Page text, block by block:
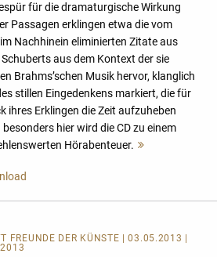
für die dramaturgische Wirkung
Passagen erklingen etwa die vom
Nachhinein eliminierten Zitate aus
aus dem Kontext der sie
Brahms’schen Musik hervor, klanglich
stillen Eingedenkens markiert, die für
ihres Erklingen die Zeit aufzuheben
hier wird die CD zu einem
Hörabenteuer.
FREUNDE DER KÜNSTE
| 03.05.2013 |